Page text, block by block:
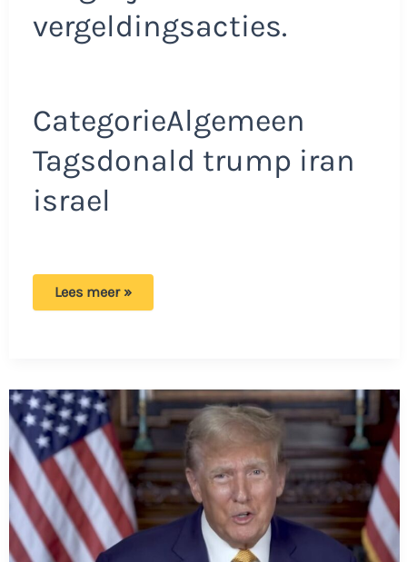
vergeldingsacties.
CategorieAlgemeen
Tagsdonald trump iran
israel
Trump
dat
doet,
is
het
een
enorme
schending!’
Lees meer »